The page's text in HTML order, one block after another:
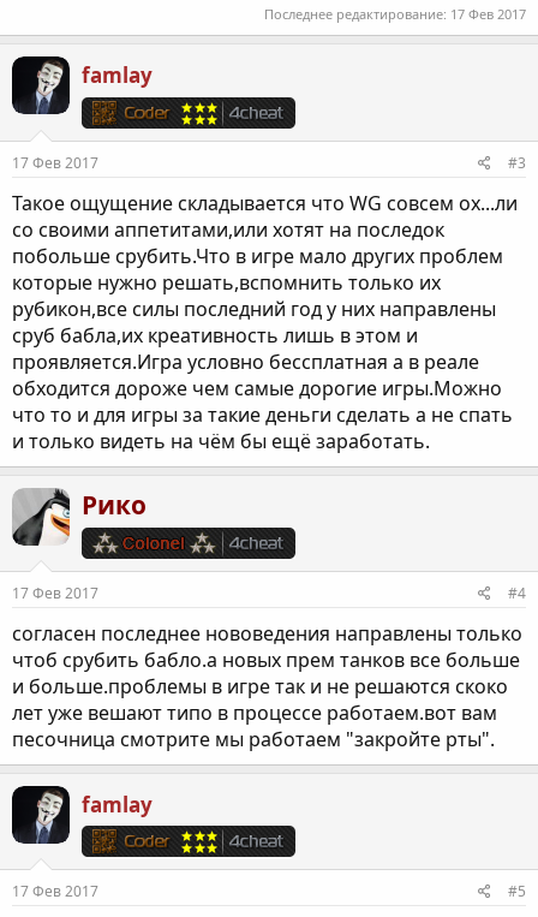
Последнее редактирование: 17 Фев 2017
famlay
17 Фев 2017 #3
Такое ощущение складывается что WG совсем ох...ли
со своими аппетитами,или хотят на последок
побольше срубить.Что в игре мало других проблем
которые нужно решать,вспомнить только их
рубикон,все силы последний год у них направлены
сруб бабла,их креативность лишь в этом и
проявляется.Игра условно бессплатная а в реале
обходится дороже чем самые дорогие игры.Можно
что то и для игры за такие деньги сделать а не спать
и только видеть на чём бы ещё заработать.
Рико
17 Фев 2017 #4
согласен последнее нововедения направлены только
чтоб срубить бабло.а новых прем танков все больше
и больше.проблемы в игре так и не решаются скоко
лет уже вешают типо в процессе работаем.вот вам
песочница смотрите мы работаем "закройте рты".
famlay
17 Фев 2017 #5